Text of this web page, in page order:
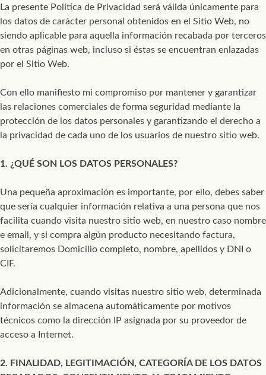
La presente Política de Privacidad será válida únicamente para
los datos de carácter personal obtenidos en el Sitio Web, no
siendo aplicable para aquella información recabada por terceros
en otras páginas web, incluso si éstas se encuentran enlazadas
por el Sitio Web.
Con ello manifiesto mi compromiso por mantener y garantizar
las relaciones comerciales de forma seguridad mediante la
protección de los datos personales y garantizando el derecho a
la privacidad de cada uno de los usuarios de nuestro sitio web.
1. ¿QUÉ SON LOS DATOS PERSONALES?
Una pequeña aproximación es importante, por ello, debes saber
que sería cualquier información relativa a una persona que nos
facilita cuando visita nuestro sitio web, en nuestro caso nombre
e email, y si compra algún producto necesitando factura,
solicitaremos Domicilio completo, nombre, apellidos y DNI o
CIF.
Adicionalmente, cuando visitas nuestro sitio web, determinada
información se almacena automáticamente por motivos
técnicos como la dirección IP asignada por su proveedor de
acceso a Internet.
2. FINALIDAD, LEGITIMACIÓN, CATEGORÍA DE LOS DATOS